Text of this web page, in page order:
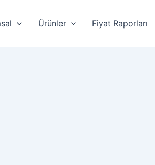
Ürünler Fiyat Raporları